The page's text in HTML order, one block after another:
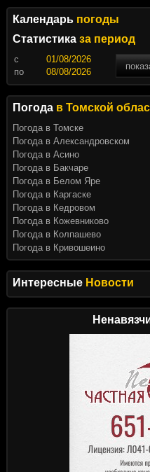
Интересные Новости
Календарь погоды
Статистика за период
c
по
Погода в Томской
Погода в Томске
Погода в Александровском
Погода в Асино
Погода в Бакчаре
Погода в Белом Яре
Погода в Каргаске
Погода в Кедровом
Погода в Кожевниково
Погода в Колпашево
Погода в Кривошеино